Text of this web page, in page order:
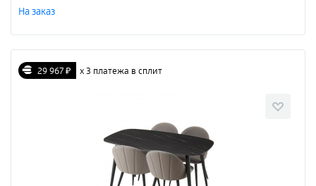
На заказ
29 967 ₽ х 3 платежа в сплит